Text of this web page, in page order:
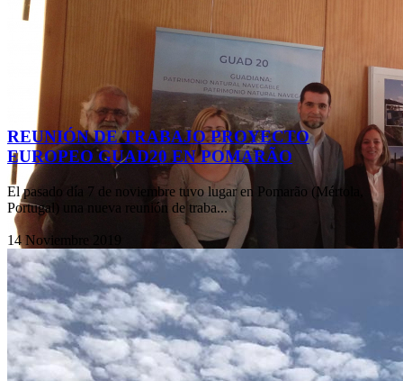
REUNIÓN DE TRABAJO PROYECTO
EUROPEO GUAD20 EN POMARÃO
El pasado día 7 de noviembre tuvo lugar en Pomarão (Mértola,
Portugal) una nueva reunión de traba...
14 Noviembre 2019